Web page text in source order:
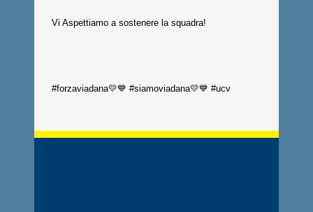
Vi Aspettiamo a sostenere la squadra!
#forzaviadana💛💙 #siamoviadana💛💙 #ucv